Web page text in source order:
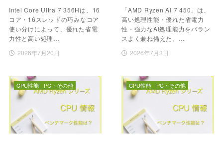
Intel Core Ultra 7 356Hは、16
コア・16スレッドの巧みなコア
使い分けによって、優れた省電
力性と高い処理…
2026年7月20日
「AMD Ryzen AI 7 450」は、
高い処理性能・優れた省電力
性・強力なAI処理能力をバラン
スよく兼ね備えた、…
2026年7月3日
CPU性能 PC・その他 CPU性能 PC・その他